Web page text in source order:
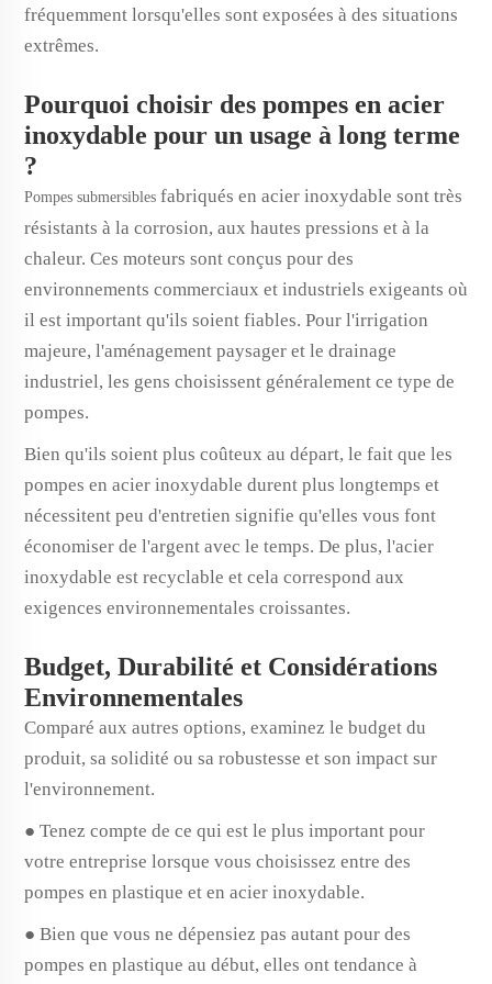
fréquemment lorsqu'elles sont exposées à des situations
extrêmes.
Pourquoi choisir des pompes en acier
inoxydable pour un usage à long terme
?
Pompes submersibles fabriqués en acier inoxydable sont très
résistants à la corrosion, aux hautes pressions et à la
chaleur. Ces moteurs sont conçus pour des
environnements commerciaux et industriels exigeants où
il est important qu'ils soient fiables. Pour l'irrigation
majeure, l'aménagement paysager et le drainage
industriel, les gens choisissent généralement ce type de
pompes.
Bien qu'ils soient plus coûteux au départ, le fait que les
pompes en acier inoxydable durent plus longtemps et
nécessitent peu d'entretien signifie qu'elles vous font
économiser de l'argent avec le temps. De plus, l'acier
inoxydable est recyclable et cela correspond aux
exigences environnementales croissantes.
Budget, Durabilité et Considérations
Environnementales
Comparé aux autres options, examinez le budget du
produit, sa solidité ou sa robustesse et son impact sur
l'environnement.
● Tenez compte de ce qui est le plus important pour
votre entreprise lorsque vous choisissez entre des
pompes en plastique et en acier inoxydable.
● Bien que vous ne dépensiez pas autant pour des
pompes en plastique au début, elles ont tendance à